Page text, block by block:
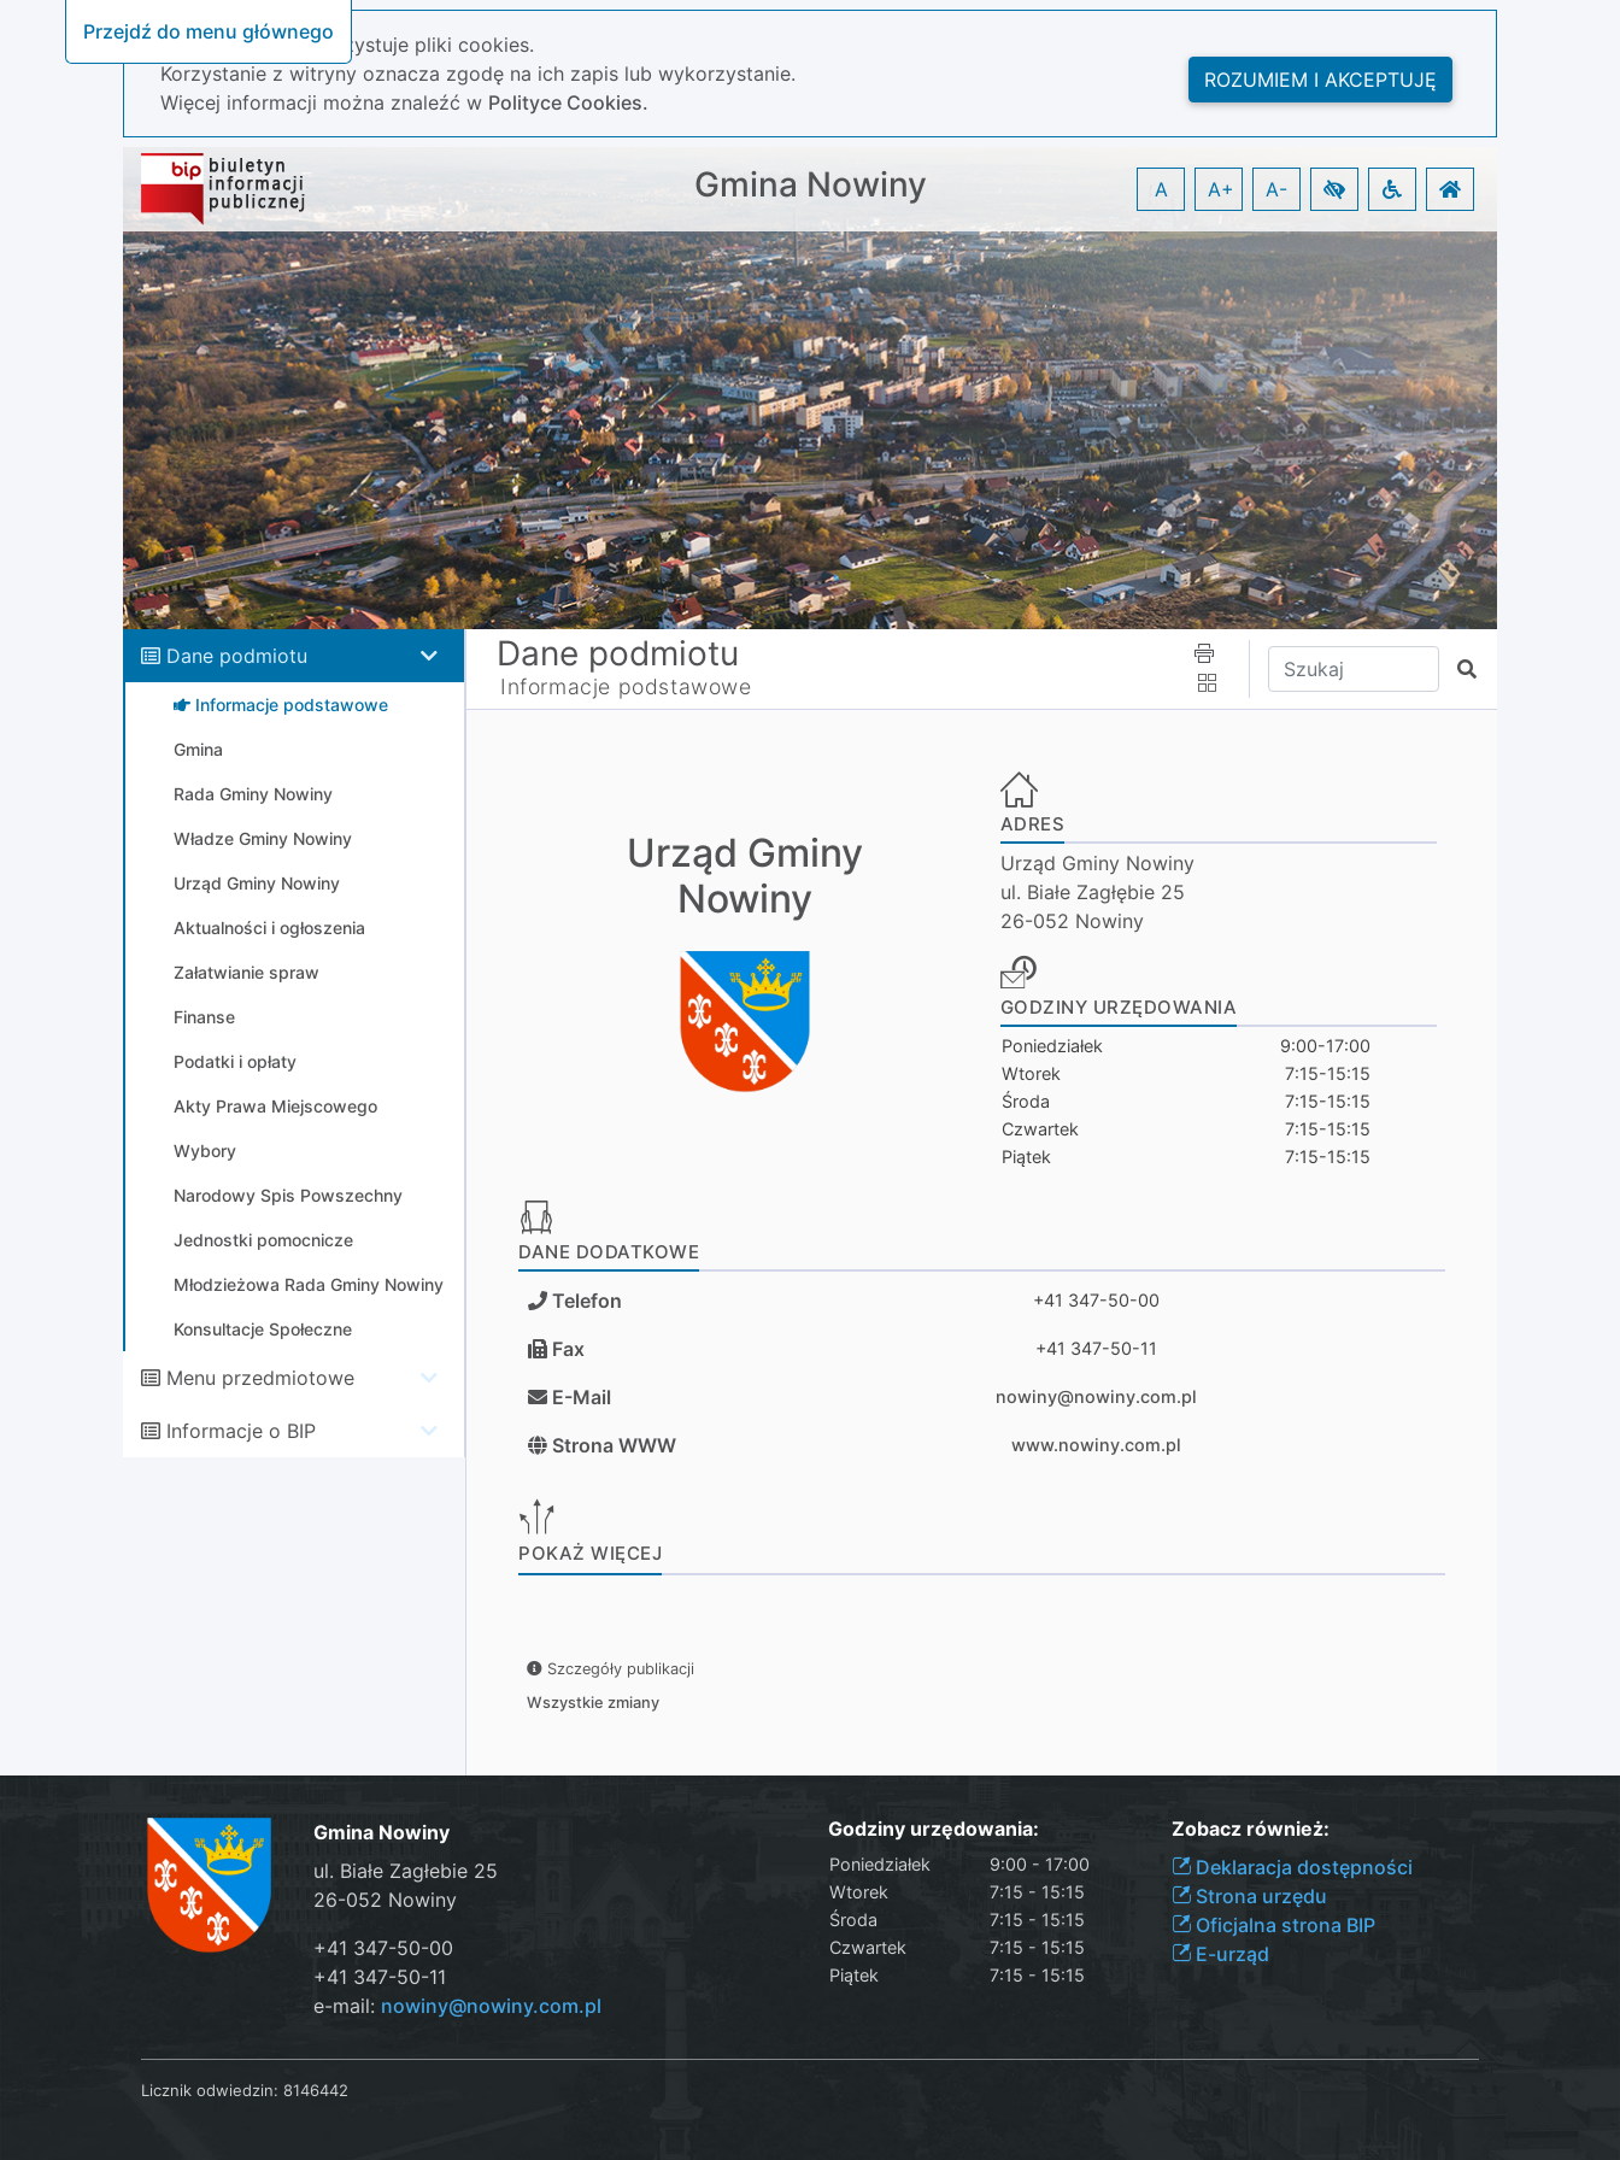
Przejdź do menu głównego
Nasza strona wykorzystuje pliki cookies.
Korzystanie z witryny oznacza zgodę na ich zapis lub wykorzystanie.
Więcej informacji można znaleźć w Polityce Cookies.
ROZUMIEM I AKCEPTUJĘ
Gmina Nowiny A A+ A-
Dane podmiotu
Informacje podstawowe
Gmina
Rada Gminy Nowiny
Władze Gminy Nowiny
Urząd Gminy Nowiny
Aktualności i ogłoszenia
Załatwianie spraw
Finanse
Podatki i opłaty
Akty Prawa Miejscowego
Wybory
Narodowy Spis Powszechny
Jednostki pomocnicze
Młodzieżowa Rada Gminy Nowiny
Konsultacje Społeczne
Menu przedmiotowe
Informacje o BIP
Dane podmiotu
Informacje podstawowe
Wpisz tekst do wyszukania
Szukaj
Urząd Gminy
Nowiny
ADRES
Urząd Gminy Nowiny
ul. Białe Zagłębie 25
26-052 Nowiny
GODZINY URZĘDOWANIA
Poniedziałek
9:00-17:00
Wtorek
7:15-15:15
Środa
7:15-15:15
Czwartek
7:15-15:15
Piątek
7:15-15:15
DANE DODATKOWE
Telefon +41 347-50-00
Fax +41 347-50-11
E-Mail nowiny@nowiny.com.pl
Strona WWW www.nowiny.com.pl
POKAŻ WIĘCEJ
Szczegóły publikacji
Wszystkie zmiany
Gmina Nowiny
ul. Białe Zagłebie 25
26-052 Nowiny
+41 347-50-00
+41 347-50-11
e-mail: nowiny@nowiny.com.pl
Godziny urzędowania:
Poniedziałek
9:00 - 17:00
Wtorek
7:15 - 15:15
Środa
7:15 - 15:15
Czwartek
7:15 - 15:15
Piątek
7:15 - 15:15
Zobacz również:
Deklaracja dostępności
Strona urzędu
Oficjalna strona BIP
E-urząd
Licznik odwiedzin: 8146442